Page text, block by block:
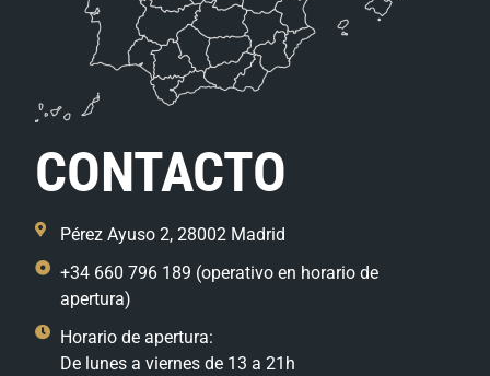
CONTACTO
Pérez Ayuso 2, 28002 Madrid
+34 660 796 189 (operativo en horario de
apertura)
Horario de apertura:
De lunes a viernes de 13 a 21h